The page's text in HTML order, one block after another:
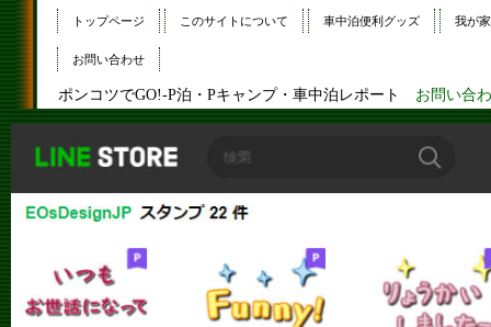
トップページ このサイトについて 車中泊便利グッズ 我が
お問い合わせ
ポンコツでGO!-P泊・Pキャンプ・車中泊レポート お問い合